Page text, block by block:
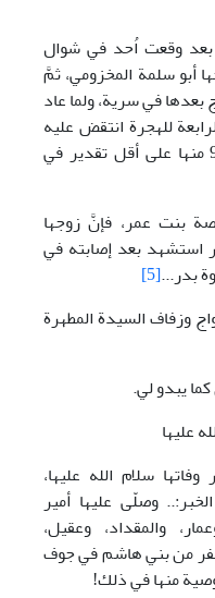
أُمّ سلمة تزوجها النبيُّ9 بعد وقعت اُحد في شوال
أبو سلمة المخزومي، ثمَّ
في سرية، ولما عاد
للهجرة انتقض عليه
جرحه ومات. وبالتالي يكون زواجه9 منها على أقل تقدير في
زواجه9 من حفصة بنت عمر، فإنَّ زوجها
بعد إصابته في
[5]
من نسائه9 وقت زواج وزفاف السيدة المطهرة
يبدو لي.
عليها
سلام الله عليها،
وصلّى عليها أمير
والمقداد، وعقيل،
ونفر من بني هاشم في جوف